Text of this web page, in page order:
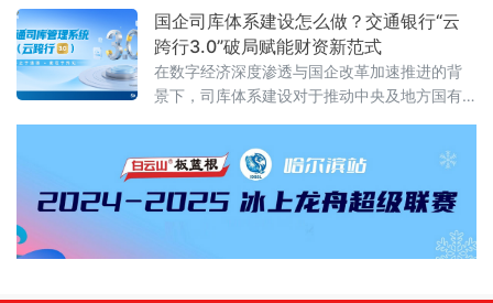
感，推出「闪亮豪礼」联名礼盒，将松软美味
的烘焙产品与梦幻精致的游戏周边融为一体，
为玩家与消费者奉上一场清凉治愈的跨次元夏
日奇遇。
国企司库体系建设怎么做？交通银行“云
跨行3.0”破局赋能财资新范式
在数字经济深度渗透与国企改革加速推进的背
景下，司库体系建设对于推动中央及地方国有
作为国有大型商业银行，交通银行始终以金融
科技为核心驱动力，深耕企业财资管理领域，
依托自主研发的蕴通司库管理系统（云跨行
3.0），聚焦国企司库建设核心需求，打造全场